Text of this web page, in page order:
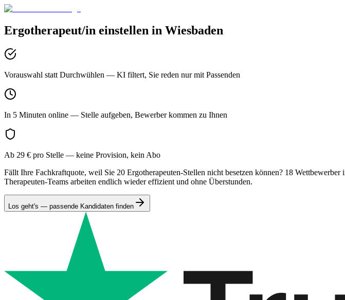
Ergotherapeut/in einstellen in Wiesbaden
Vorauswahl statt Durchwühlen — KI filtert, Sie reden nur mit Passenden
In 5 Minuten online — Stelle aufgeben, Bewerber kommen zu Ihnen
Ab 29 € pro Stelle — keine Provision, kein Abo
Fällt Ihre Fachkraftquote, weil Sie 20 Ergotherapeuten-Stellen nicht besetzen können? 18
Therapeuten-Teams arbeiten endlich wieder effizient und ohne Überstunden.
Los geht's — passende Kandidaten finden